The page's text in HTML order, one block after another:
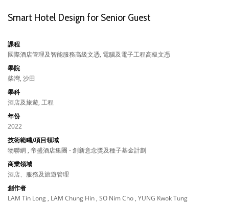
Smart Hotel Design for Senior Guest
課程
國際酒店管理及智能服務高級文憑, 電腦及電子工程高級文憑
學院
柴灣, 沙田
學科
酒店及旅遊, 工程
年份
2022
技術範疇/項目領域
物聯網 , 帝盛酒店集團 - 創新意念獎及種子基金計劃
商業領域
酒店、服務及旅遊管理
創作者
LAM Tin Long , LAM Chung Hin , SO Nim Cho , YUNG Kwok Tung